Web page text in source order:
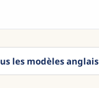
les modèles anglais